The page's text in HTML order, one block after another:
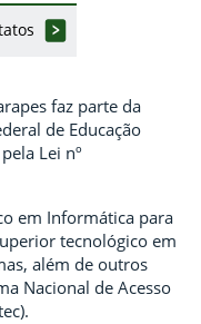
faz parte da
de Educação
Lei nº
em Informática para
tecnológico em
além de outros
Nacional de Acesso